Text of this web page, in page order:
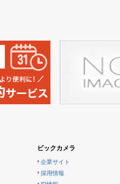
ビックカメラ
企業サイト
採用情報